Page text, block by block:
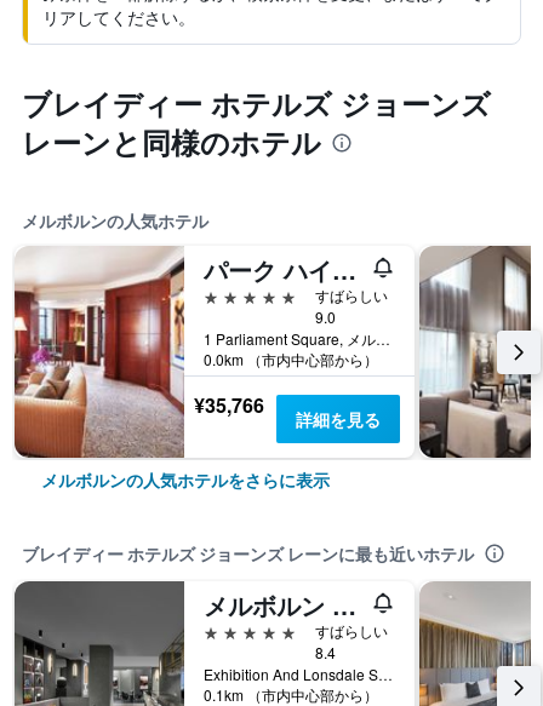
リアしてください。
ブレイディー ホテルズ ジョーンズ
レーンと同様のホテル
メルボルンの人気ホテル
パーク ハイアット メルボルン
5つ星
すばらしい
9.0
1 Parliament Square, メルボルン, VIC, オーストラリア
0.0km （市内中心部から）
¥35,766 詳細を見る
メルボルンの人気ホテルをさらに表示
ブレイディー ホテルズ ジョーンズ レーンに最も近いホテル
メルボルン マリオット ホテル
5つ星
すばらしい
8.4
Exhibition And Lonsdale Street, メルボルン, VIC, オーストラリア
0.1km （市内中心部から）